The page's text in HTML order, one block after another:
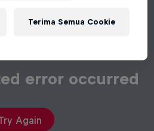
error occurred
Again
Terima Semua Cookie